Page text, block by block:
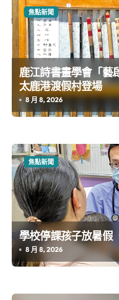
焦點新聞
鹿江詩書畫學會「藝
太鹿港渡假村登場
8 月 8, 2026
焦點新聞
學校停課孩子放暑假
8 月 8, 2026